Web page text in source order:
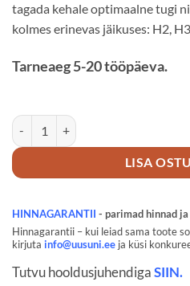
tagada kehale optimaalne tugi
kolmes erinevas jäikuses: H2,
Tarneaeg 5-20 tööpäeva.
MATERASSO PREMIER BIO
LISA
HINNAGARANTII - parimad hinnad ja
Hinnagarantii – kui leiad sama toote
kirjuta info@uusuni.ee ja küsi
Tutvu hooldusjuhendiga SIIN.